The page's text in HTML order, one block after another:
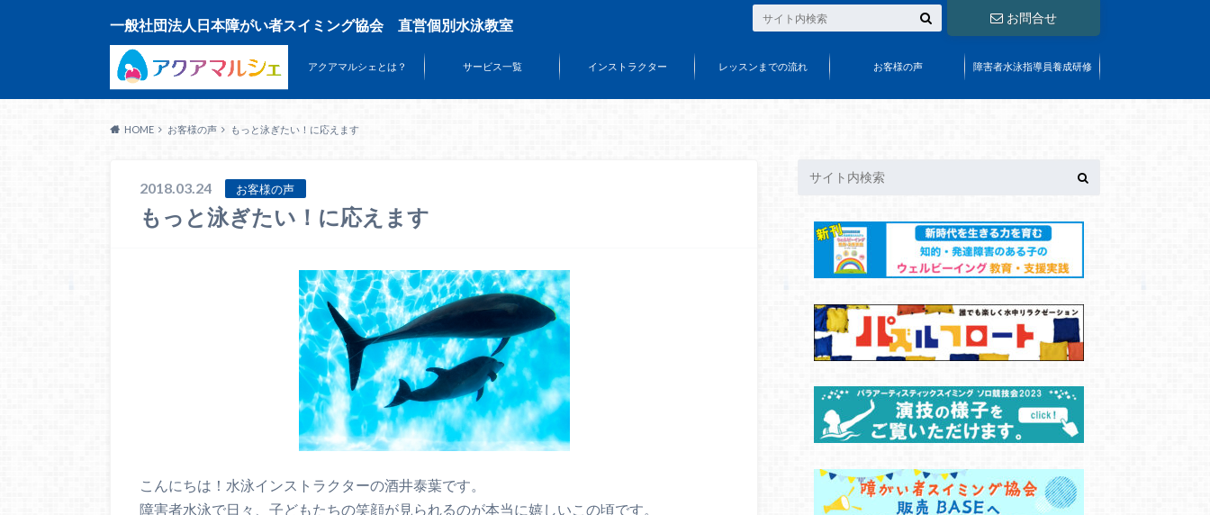
一般社団法人日本障がい者スイミング協会 直営個別水泳教室 お問合せ
アクアマルシェとは？ サービス一覧 インストラクター レッスンまでの流れ お客様の声 障害者水泳指導員養成研修
HOME お客様の声 もっと泳ぎたい！に応えます
2018.03.24 お客様の声
もっと泳ぎたい！に応えます
こんにちは！水泳インストラクターの酒井泰葉です。
障害者水泳で日々、子どもたちの笑顔が見られるのが本当に嬉しいこの頃です。